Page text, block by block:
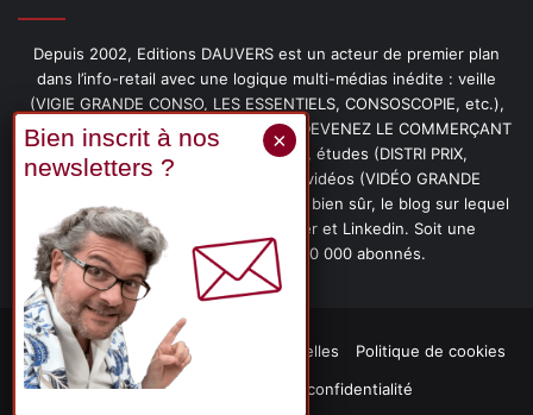
Depuis 2002, Editions DAUVERS est un acteur de premier plan
dans l’info-retail avec une logique multi-médias inédite : veille
(VIGIE GRANDE CONSO, LES ESSENTIELS, CONSOSCOPIE, etc.),
livres (PENSER-CLIENT, IMAGE-PRIX, DEVENEZ LE COMMERÇANT
PRÉFÉRÉ DE VOS CLIENTS, etc.), études (DISTRI PRIX,
PROMOFLASH, DRIVE INSIGHTS), vidéos (VIDÉO GRANDE
CONSO), podcasts (CAFÉ CONSO) et, bien sûr, le blog sur lequel
vous êtes, ainsi que les fils Twitter et Linkedin. Soit une
communauté de plus de 150 000 abonnés.
Mentions légales Données personnelles
Politique de cookies
Contact
Déclaration de confidentialité